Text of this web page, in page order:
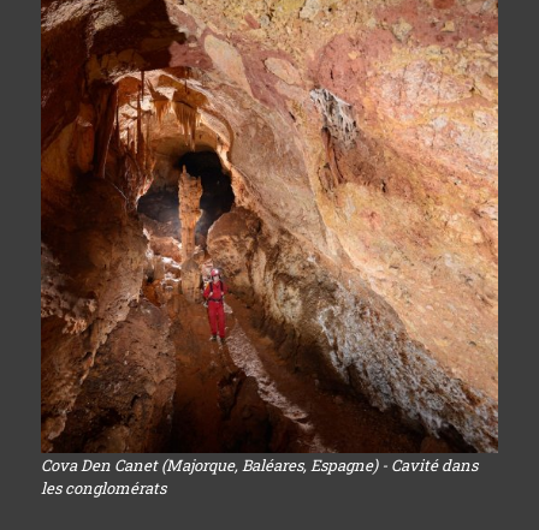
Cova Den Canet (Majorque, Baléares, Espagne) - Cavité dans
les conglomérats